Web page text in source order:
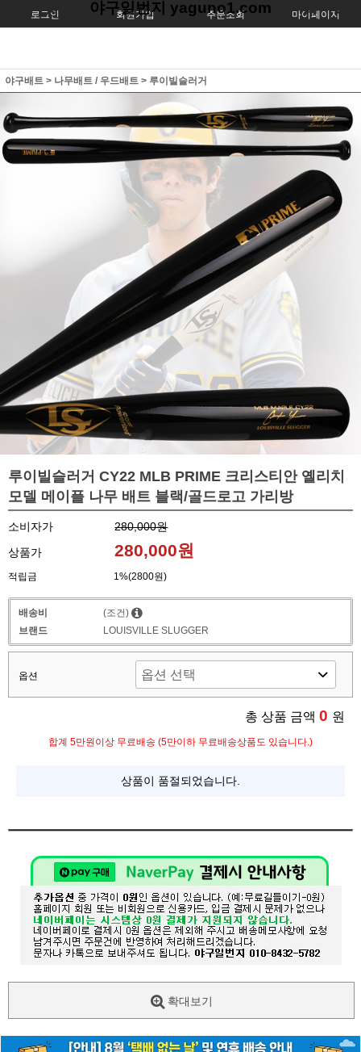
로그인 회원가입 주문조회 마이페이지
야구일번지 yaguno1.com
야구배트 > 나무배트 / 우드배트 > 루이빌슬러거
루이빌슬러거 CY22 MLB PRIME 크리스티안 옐리치
모델 메이플 나무 배트 블랙/골드로고 가리방
소비자가
280,000원
상품가
280,000원
적립금 1%(2800원)
배송비
(조건)
브랜드
LOUISVILLE SLUGGER
옵션
총 상품 금액 0 원
합계 5만원이상 무료배송 (5만이하 무료배송상품도 있습니다.)
상품이 품절되었습니다.
확대보기